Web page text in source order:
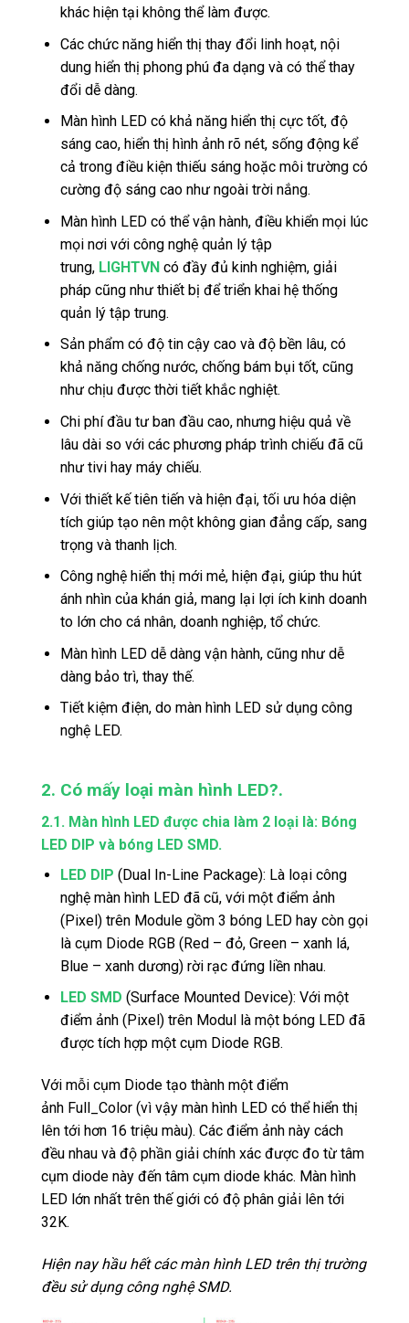
khác hiện tại không thể làm được.
Các chức năng hiển thị thay đổi linh hoạt, nội
dung hiển thị phong phú đa dạng và có thể thay
đổi dễ dàng.
Màn hình LED có khả năng hiển thị cực tốt, độ
sáng cao, hiển thị hình ảnh rõ nét, sống động kể
cả trong điều kiện thiếu sáng hoặc môi trường có
cường độ sáng cao như ngoài trời nắng.
Màn hình LED có thể vận hành, điều khiển mọi lúc
mọi nơi với công nghệ quản lý tập
trung, LIGHTVN có đầy đủ kinh nghiệm, giải
pháp cũng như thiết bị để triển khai hệ thống
quản lý tập trung.
Sản phẩm có độ tin cậy cao và độ bền lâu, có
khả năng chống nước, chống bám bụi tốt, cũng
như chịu được thời tiết khắc nghiệt.
Chi phí đầu tư ban đầu cao, nhưng hiệu quả về
lâu dài so với các phương pháp trình chiếu đã cũ
như tivi hay máy chiếu.
Với thiết kế tiên tiến và hiện đại, tối ưu hóa diện
tích giúp tạo nên một không gian đẳng cấp, sang
trọng và thanh lịch.
Công nghệ hiển thị mới mẻ, hiện đại, giúp thu hút
ánh nhìn của khán giả, mang lại lợi ích kinh doanh
to lớn cho cá nhân, doanh nghiệp, tổ chức.
Màn hình LED dễ dàng vận hành, cũng như dễ
dàng bảo trì, thay thế.
Tiết kiệm điện, do màn hình LED sử dụng công
nghệ LED.
2. Có mấy loại màn hình LED?.
2.1. Màn hình LED được chia làm 2 loại là: Bóng
LED DIP và bóng LED SMD.
LED DIP (Dual In-Line Package): Là loại công
nghệ màn hình LED đã cũ, với một điểm ảnh
(Pixel) trên Module gồm 3 bóng LED hay còn gọi
là cụm Diode RGB (Red – đỏ, Green – xanh lá,
Blue – xanh dương) rời rạc đứng liền nhau.
LED SMD (Surface Mounted Device): Với một
điểm ảnh (Pixel) trên Modul là một bóng LED đã
được tích hợp một cụm Diode RGB.
Với mỗi cụm Diode tạo thành một điểm
ảnh Full_Color (vì vậy màn hình LED có thể hiển thị
lên tới hơn 16 triệu màu). Các điểm ảnh này cách
đều nhau và độ phần giải chính xác được đo từ tâm
cụm diode này đến tâm cụm diode khác. Màn hình
LED lớn nhất trên thế giới có độ phân giải lên tới
32K.
Hiện nay hầu hết các màn hình LED trên thị trường
đều sử dụng công nghệ SMD.